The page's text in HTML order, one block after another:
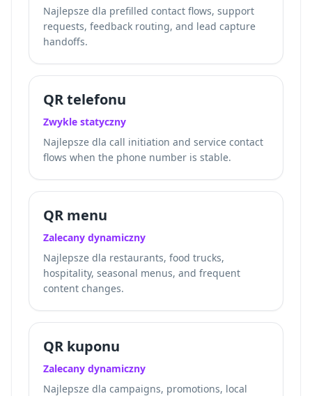
Najlepsze dla prefilled contact flows, support
requests, feedback routing, and lead capture
handoffs.
QR telefonu
Zwykle statyczny
Najlepsze dla call initiation and service contact
flows when the phone number is stable.
QR menu
Zalecany dynamiczny
Najlepsze dla restaurants, food trucks,
hospitality, seasonal menus, and frequent
content changes.
QR kuponu
Zalecany dynamiczny
Najlepsze dla campaigns, promotions, local